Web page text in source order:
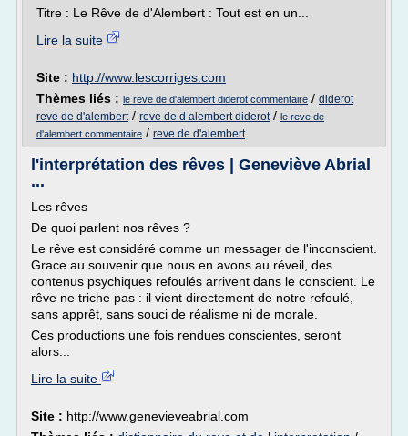
Titre : Le Rêve de d'Alembert : Tout est en un...
Lire la suite
Site : http://www.lescorriges.com
Thèmes liés : le reve de d'alembert diderot commentaire / diderot
reve de d'alembert/ reve de d alembert diderot/ le reve de
d'alembert commentaire / reve de d'alembert
l'interprétation des rêves | Geneviève Abrial
...
Les rêves
De quoi parlent nos rêves ?
Le rêve est considéré comme un messager de l'inconscient.
Grace au souvenir que nous en avons au réveil, des
contenus psychiques refoulés arrivent dans le conscient. Le
rêve ne triche pas : il vient directement de notre refoulé,
sans apprêt, sans souci de réalisme ni de morale.
Ces productions une fois rendues conscientes, seront
alors...
Lire la suite
Site : http://www.genevieveabrial.com